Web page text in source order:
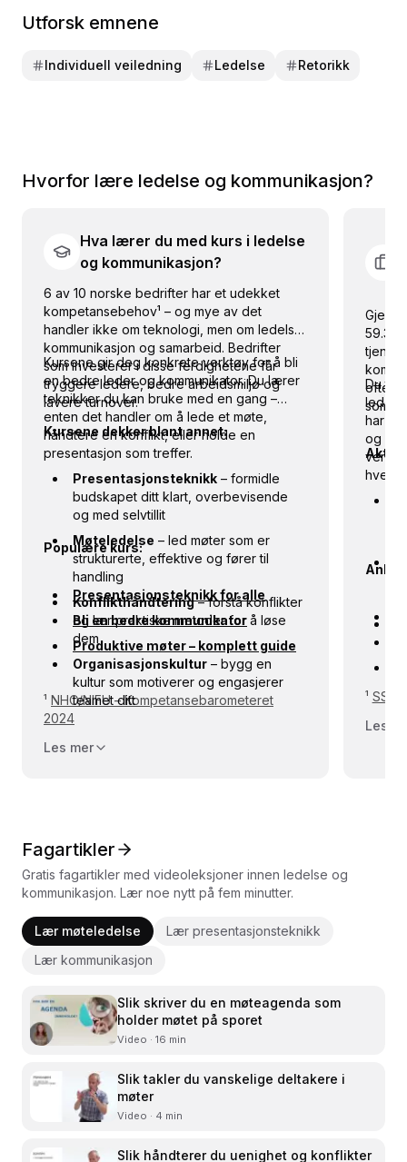
Utforsk emnene
Individuell veiledning Ledelse Retorikk
Hvorfor lære ledelse og kommunikasjon?
Hva lærer du med kurs i ledelse
og kommunikasjon?
6 av 10 norske bedrifter har et udekket
kompetansebehov¹ – og mye av det
handler ikke om teknologi, men om ledelse,
kommunikasjon og samarbeid. Bedrifter
som investerer i disse ferdighetene får
tryggere ledere, bedre arbeidsmiljø og
lavere turnover.
Kursene gir deg konkrete verktøy for å bli
en bedre leder og kommunikator. Du lærer
teknikker du kan bruke med en gang –
enten det handler om å lede et møte,
håndtere en konflikt, eller holde en
presentasjon som treffer.
Kursene dekker blant annet:
Presentasjonsteknikk – formidle
budskapet ditt klart, overbevisende
og med selvtillit
Møteledelse – led møter som er
strukturerte, effektive og fører til
handling
Konflikthåndtering– forstå konflikter
og lær praktiske metoder for å løse
dem
Organisasjonskultur – bygg en
kultur som motiverer og engasjerer
teamet ditt
Populære kurs:
Presentasjonsteknikk for alle
Bli en bedre kommunikator
Produktive møter – komplett guide
¹ NHO/NIFU – Kompetansebarometeret
2024
Les mer
tjener
ofte
som
Du
leder.
har
og
¹ SSB
Les
Fagartikler
Gratis fagartikler med videoleksjoner innen ledelse og
kommunikasjon. Lær noe nytt på fem minutter.
Lær møteledelse
Lær presentasjonsteknikk
Lær kommunikasjon
Slik skriver du en møteagenda som
holder møtet på sporet
Video · 16 min
Slik takler du vanskelige deltakere i
møter
Video · 4 min
Slik håndterer du uenighet og konflikter